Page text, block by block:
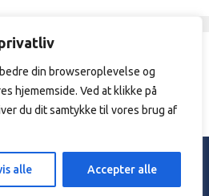
din browseroplevelse og
hjememside. Ved at klikke på
du dit samtykke til vores brug af
alle Accepter alle
Brande / 21329409
brande.dk
Ikast - Brande. | Privatpolitik